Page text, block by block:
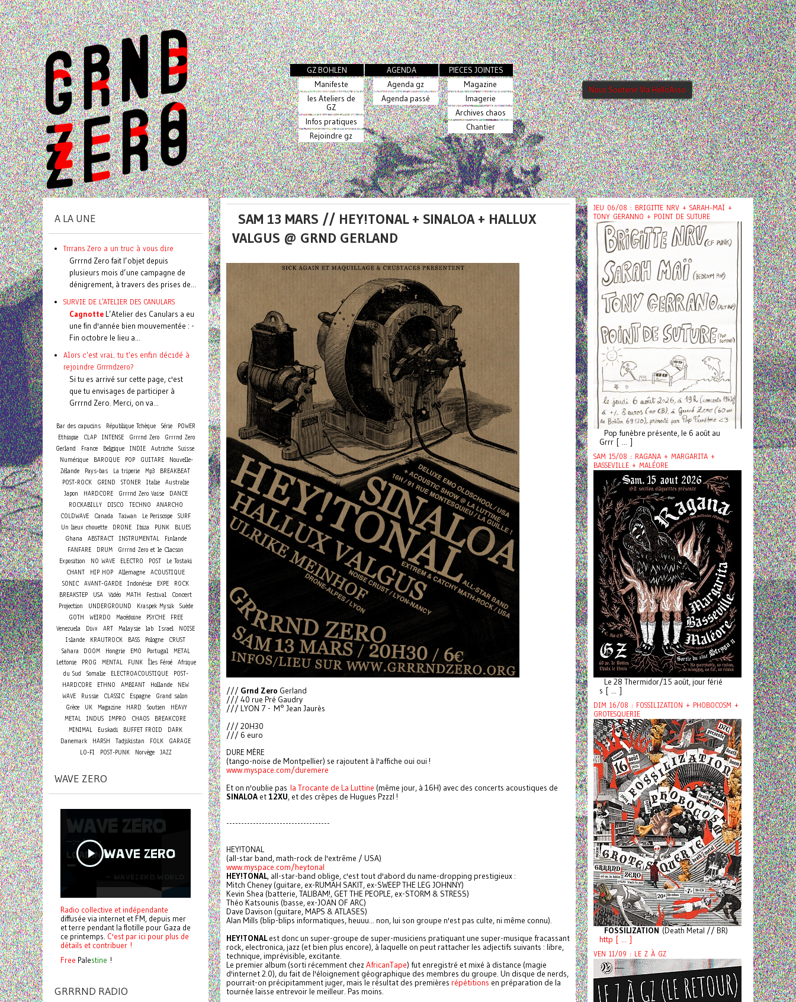
GZ BOHLEN
Manifeste
les Ateliers de
GZ
Infos pratiques
Rejoindre gz
AGENDA
Agenda gz
Agenda passé
PIECES JOINTES
Magazine
Imagerie
Archives chaos
Chantier
Nous Soutenir Via HelloAsso
SAM 13 MARS // HEY!TONAL + SINALOA + HALLUX
VALGUS @ GRND GERLAND
/// Grnd Zero Gerland
/// 40 rue Pré Gaudry
/// LYON 7 - M° Jean Jaurès
/// 20H30
/// 6 euro
DURE MÈRE
(tango-noise de Montpellier) se rajoutent à l'affiche oui oui !
www.myspace.com/duremere
Et on n'oublie pas la Trocante de La Luttine (même jour, à 16H) avec des concerts acoustiques de
SINALOA et 12XU, et des crêpes de Hugues Pzzzl !
-----------------------------------
HEY!TONAL
(all-star band, math-rock de l'extrême / USA)
www.myspace.com/heytonal
HEY!TONAL, all-star-band oblige, c'est tout d'abord du name-dropping prestigieux :
Mitch Cheney (guitare, ex-RUMAH SAKIT, ex-SWEEP THE LEG JOHNNY)
Kevin Shea (batterie, TALIBAM!, GET THE PEOPLE, ex-STORM & STRESS)
Théo Katsounis (basse, ex-JOAN OF ARC)
Dave Davison (guitare, MAPS & ATLASES)
Alan Mills (blip-blips informatiques, heuuu... non, lui son groupe n'est pas culte, ni même connu).
HEY!TONALest donc un super-groupe de super-musiciens pratiquant une super-musique fracassant
rock, electronica, jazz (et bien plus encore), à laquelle on peut rattacher les adjectifs suivants : libre,
technique, imprévisible, excitante.
Le premier album (sorti récemment chezAfricanTape) fut enregistré et mixé à distance (magie
d'internet 2.0), du fait de l'éloignement géographique des membres du groupe. Un disque de nerds,
pourrait-on précipitamment juger, mais le résultat des premières répétitions en préparation de la
tournée laisse entrevoir le meilleur. Pas moins.
A LA UNE
Trrrans Zero a un truc à vous dire
Grrrnd Zero fait l’objet depuis
plusieurs mois d’une campagne de
dénigrement, à travers des prises de...
SURVIE DE L'ATELIER DES CANULARS
Cagnotte L’Atelier des Canulars a eu
une fin d'année bien mouvementée : -
Fin octobre le lieu a...
Alors c'est vrai, tu t'es enfin décidé à
rejoindre Grrrndzero?
Si tu es arrivé sur cette page, c'est
que tu envisages de participer à
Grrrnd Zero. Merci, on va...
Bar des capucins République Tchèque Série
POWER
Ethiopie
CLAP INTENSE Grrrnd Zero
Grrrnd Zero
Gerland
France Belgique INDIE Autriche Suisse
Numérique
BAROQUE POP GUITARE
Nouvelle-
Zélande
Pays-bas La triperie Mp3
BREAKBEAT
POST-ROCK
GRIND STONER Italie Australie
Japon
HARDCORE Grrrnd Zero Vaise
DANCE
ROCKABILLY
DISCO TECHNO
ANARCHO
COLDWAVE
Canada Taiwan Le Periscope SURF
Un lieux chouette
DRONE Ibiza PUNK
BLUES
Ghana
ABSTRACT INSTRUMENTAL
Finlande
FANFARE
DRUM
Grrrnd Zero et le Clacson
Exposition
NO WAVE ELECTRO POST
Le Tostaki
CHANT
HIP HOP Allemagne ACOUSTIQUE
SONIC AVANT-GARDE Indonésie EXPE
ROCK
BREAKSTEP
USA Vidéo MATH Festival Concert
Projection UNDERGROUND Kraspek Mysik
Suède
GOTH
WEIRDO Macédoine PSYCHE
FREE
Venezuela
Divx ART Malaysie lab Israel
NOISE
Islande
KRAUTROCK BASS Pologne
CRUST
Sahara
DOOM Hongrie EMO Portugal
METAL
Lettonie
PROG MENTAL FUNK Îles Féroé Afrique
du Sud
Somalie ELECTROACOUSTIQUE
POST-
HARDCORE
ETHNO AMBIANT Hollande
NEW
WAVE
Russie CLASSIC Espagne
Grand salon
Grèce
UK Magazine HARD Soutien
HEAVY
METAL
INDUS IMPRO CHAOS
BREAKCORE
MINIMAL
Euskadi BUFFET FROID
DARK
Danemark
HARSH Tadjikistan FOLK
GARAGE
LO-FI
POST-PUNK Norvège JAZZ
WAVE ZERO
Radio collective et indépendante
diffusée via internet et FM, depuis mer
et terre pendant la flotille pour Gaza de
ce printemps. C'est par ici pour plus de
détails et contribuer !
Free Palestine !
GRRRND RADIO
JEU 06/08 : BRIGITTE NRV + SARAH-MAÏ +
TONY GERANNO + POINT DE SUTURE
Pop funèbre présente, le 6 août au
Grrr [ ... ]
SAM 15/08 : RAGANA + MARGARITA +
BASSEVILLE + MALÉORE
Le 28 Thermidor/15 août, jour férié
s [ ... ]
DIM 16/08 : FOSSILIZATION + PHOBOCOSM +
GROTESQUERIE
FOSSILIZATION (Death Metal // BR)
http [ ... ]
VEN 11/09 : LE Z À GZ